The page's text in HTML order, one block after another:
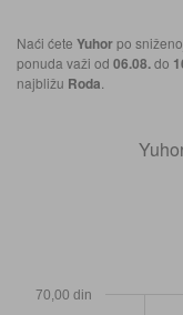
Naći ćete Yuhorpo
ponuda važi od 06.08.do
najbližu Roda
70,00 din